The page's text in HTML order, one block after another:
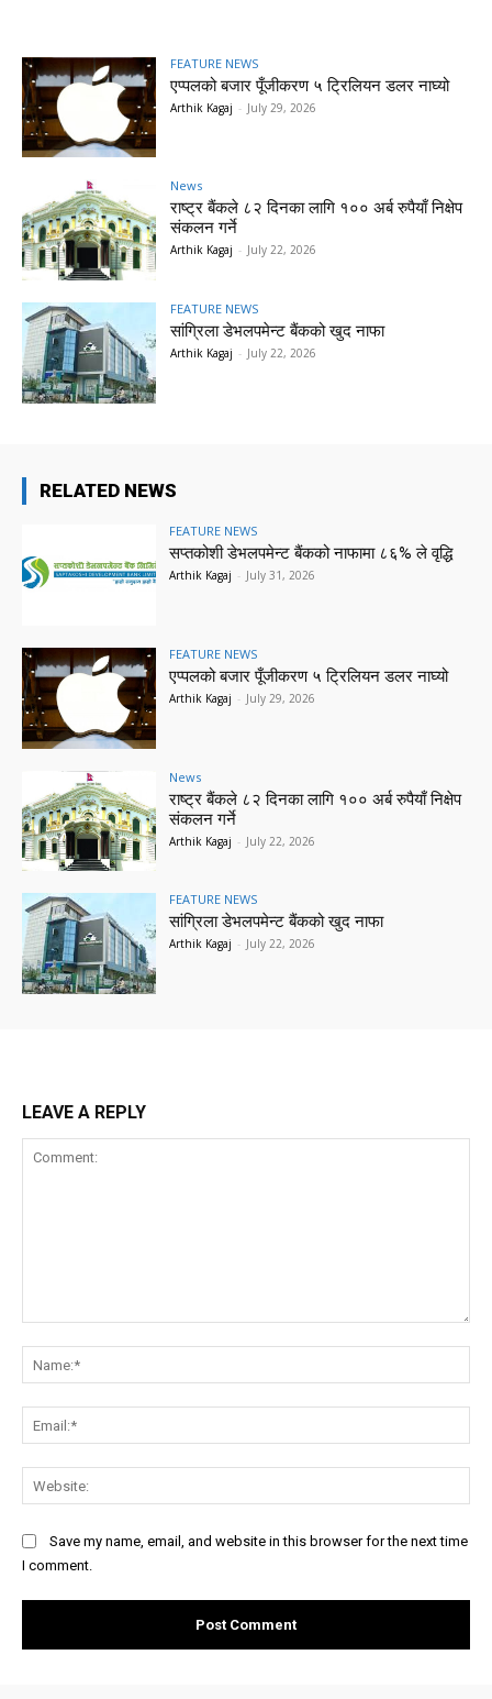
FEATURE NEWS
एप्पलको बजार पूँजीकरण ५ ट्रिलियन डलर नाघ्यो
Arthik Kagaj - July 29, 2026
News
राष्ट्र बैंकले ८२ दिनका लागि १०० अर्ब रुपैयाँ निक्षेप
संकलन गर्ने
Arthik Kagaj - July 22, 2026
FEATURE NEWS
सांग्रिला डेभलपमेन्ट बैंकको खुद नाफा
Arthik Kagaj - July 22, 2026
RELATED NEWS
FEATURE NEWS
सप्तकोशी डेभलपमेन्ट बैंकको नाफामा ८६% ले वृद्धि
Arthik Kagaj - July 31, 2026
FEATURE NEWS
एप्पलको बजार पूँजीकरण ५ ट्रिलियन डलर नाघ्यो
Arthik Kagaj - July 29, 2026
News
राष्ट्र बैंकले ८२ दिनका लागि १०० अर्ब रुपैयाँ निक्षेप
संकलन गर्ने
Arthik Kagaj - July 22, 2026
FEATURE NEWS
सांग्रिला डेभलपमेन्ट बैंकको खुद नाफा
Arthik Kagaj - July 22, 2026
LEAVE A REPLY
Save my name, email, and website in this browser for the next time
I comment.